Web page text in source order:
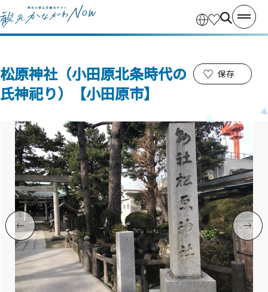
松原神社（小田原北条時代の
氏神祀り）【小田原市】
保存